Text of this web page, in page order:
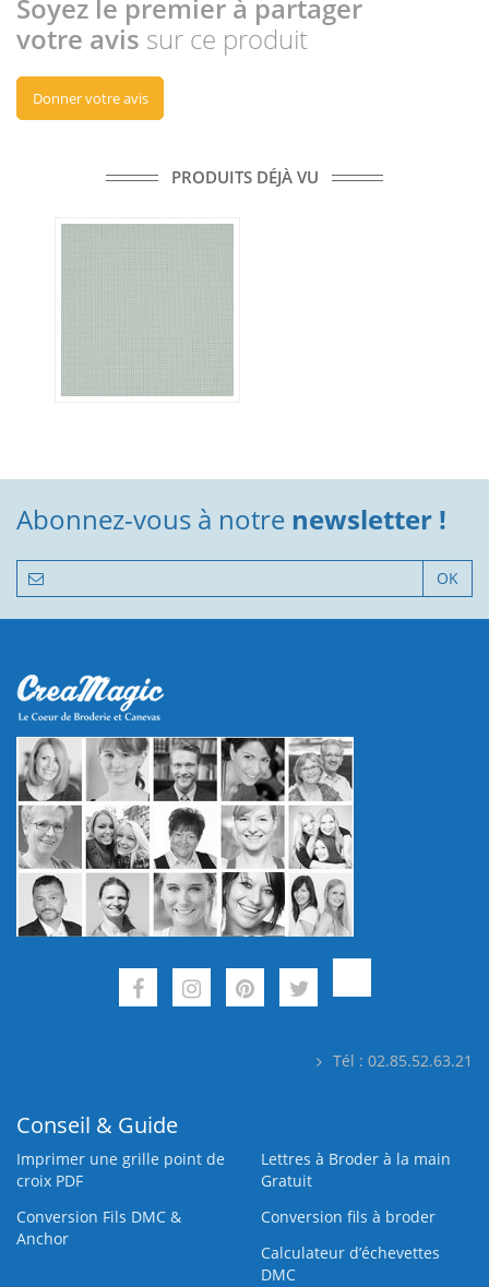
Soyez le premier à partager
votre avis sur ce produit
Donner votre avis
PRODUITS DÉJÀ VU
Abonnez-vous à notre newsletter !
OK
Tél : 02.85.52.63.21
Conseil & Guide
Imprimer une grille point de
croix PDF
Lettres à Broder à la main
Gratuit
Conversion Fils DMC &
Anchor
Conversion fils à broder
Calculateur d’échevettes
DMC